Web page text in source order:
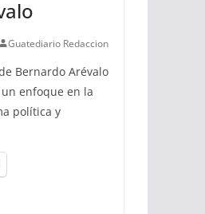
Guatediario Redaccion
Bernardo Arévalo
enfoque en la
política y